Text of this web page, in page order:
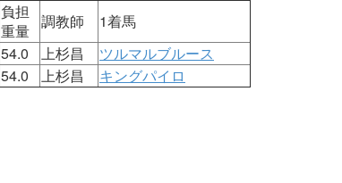
負担
重量 調教師
1着馬
54.0 上杉昌
ツルマルブルース
54.0 上杉昌
キングパイロ